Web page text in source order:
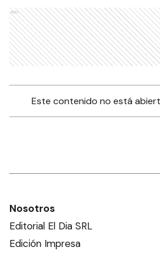
Ads
Este contenido no está
Nosotros
Editorial El Dia SRL
Edición Impresa